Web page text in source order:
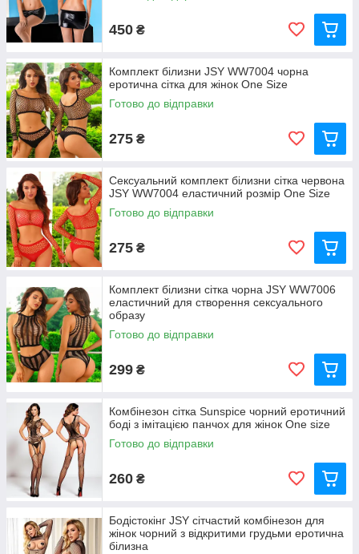
450 ₴
Комплект білизни JSY WW7004 чорна
еротична сітка для жінок One Size
Готово до відправки
275 ₴
Сексуальний комплект білизни сітка червона
JSY WW7004 еластичний розмір One Size
Готово до відправки
275 ₴
Комплект білизни сітка чорна JSY WW7006
еластичний для створення сексуального
образу
Готово до відправки
299 ₴
Комбінезон сітка Sunspice чорний еротичний
боді з імітацією панчох для жінок One size
Готово до відправки
260 ₴
Бодістокінг JSY сітчастий комбінезон для
жінок чорний з відкритими грудьми еротична
білизна